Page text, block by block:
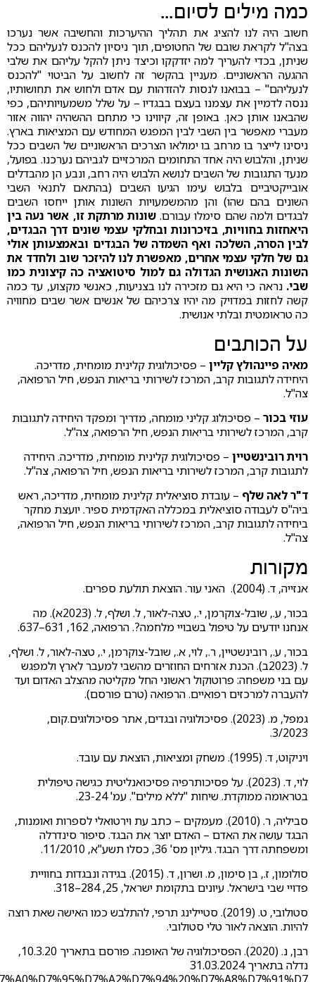
כמה מילים לסיום...
חשוב היה לנו להציג את תהליך ההיערכות והחשיבה אשר נערכו
בצה"ל לקראת שובם של החטופים, תוך ניסיון להכנס לנעליהם ככל
שניתן, בכדי להעריך למה יזדקקו וכיצד ניתן להקל עליהם את שלבי
ההגעה הראשוניים. מעניין בהקשר זה לחשוב על הביטוי "להכנס
לנעליהם" – בבואנו לנסות להזדהות עם אדם ולחוש את תחושותיו,
ננסה לדמיין את עצמנו בעצם בבגדיו – על שלל משמעויותיהם, כפי
שהבאנו אותן כאן. באופן זה, קיווינו כי מתחם ההשהיה יהווה אזור
מעברי מאפשר בין השבי לבין המפגש המחודש עם המציאות בארץ.
ניסינו לייצר בו מרחב בו ימולאו הצרכים הראשוניים של השבים ככל
שניתן, והלבוש היה אחד התחומים המרכזיים לגביהם נערכנו. בפועל,
מנעד התגובות של השבים לנושא הלבוש היה רחב, ונבע הן מהבדלים
אובייקטיביים בלבוש עימו הגיעו השבים (בהתאם לתנאי השבי
השונים בהם שהו) והן מהמשמעויות השונות אותן ייחסו השבים
לבגדים ולמה שהם סימלו עבורם. שונות מרתקת זו, אשר נעה בין
היאחזות בחוויות, בזיכרונות ובחלקי עצמי שונים דרך הבגדים,
לבין הסרה, השלכה ואף השמדה של הבגדים ובאמצעותן אולי
גם של חלקי עצמי אחרים, מאפשרת לנו להיזכר שוב ולחדד את
השונות האנושית הגדולה גם למול סיטואציה כה קיצונית כמו
שבי. נראה כי היא גם מזכירה לנו בצניעות, כאנשי מקצוע, עד כמה
קשה לחזות במדויק מה יהיו צרכיהם של אנשים אשר שבים מחוויה
כה טראומטית ובלתי אנושית.
על הכותבים
מאיה פיינהולץ קליין – פסיכולוגית קלינית מומחית, מדריכה.
היחידה לתגובות קרב, המרכז לשירותי בריאות הנפש, חיל הרפואה,
צה"ל.
עוזי בכור – פסיכולוג קליני מומחה, מדריך ומפקד היחידה לתגובות
קרב, המרכז לשירותי בריאות הנפש, חיל הרפואה, צה"ל.
רוית רובינשטיין – פסיכולוגית קלינית מומחית, מדריכה. היחידה
לתגובות קרב, המרכז לשירותי בריאות הנפש, חיל הרפואה, צה"ל.
ד"ר לאה שלף – עובדת סוציאלית קלינית מומחית, מדריכה, ראש
ביה"ס לעבודה סוציאלית במכללה האקדמית ספיר. יועצת מחקר
ביחידה לתגובות קרב, המרכז לשירותי בריאות הנפש, חיל הרפואה,
צה"ל.
מקורות
אנזייה, ד. (2004). האני עור. הוצאת תולעת ספרים.
בכור, ע., שובל-צוקרמן, י., טצה-לאור, ל. ושלף, ל. (2023א). מה
אנחנו יודעים על טיפול בשבויי מלחמה?. הרפואה, 162, 631–637.
בכור, ע., רובינשטיין, ר., לוי, א., שובל-צוקרמן, י., טצה-לאור, ל. ושלף,
ל. (2023ב). הכנת אזרחים החוזרים מהשבי למעבר לארץ ולמפגש
עם בני משפחה: פרוטוקול ראשוני החל מקליטה מהצלב האדום ועד
להעברה למרכזים רפואיים. הרפואה (טרם פורסם).
גמפל, מ. (2023). פסיכולוגיה ובגדים, אתר פסיכולוגים.קום,
3/2023.
ויניקוט, ד. (1995). משחק ומציאות, הוצאת עם עובד.
לוי, ד. (2023). על פסיכותרפיה פסיכואנליטית כגישה טיפולית
בטראומה ממוקדת. שיחות "ללא מילים". עמ' 23-24.
סביליה, ר. (2010). מעמקים – כתב עת וירטואלי לספרות ואומנות,
הבגד עושה את האדם – האדם יוצר את הבגד. סיפור סינדרלה
ומשפחתה דרך הבגד. גיליון מס' 36, כסלו תשע"א, 11/2010.
סולומון, ז., בן סימון, מ. ושרון, ד. (2015). בגידה ונבגדות בחוויית
פדויי שבי בישראל. עיונים בתקומת ישראל, 25, 284–318.
סטולובי, ט. (2019). סטיילינג תרפי, להתלבש כמו האישה שאת רוצה
להיות. הוצאה לאור טלי סטולובי.
רבן, נ. (2020). הפסיכולוגיה של האופנה. פורסם בתאריך 10.3.20,
נדלה בתאריך 31.03.2024